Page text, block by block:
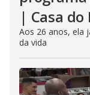
| Casa do
Aos 26 anos, ela
da vida